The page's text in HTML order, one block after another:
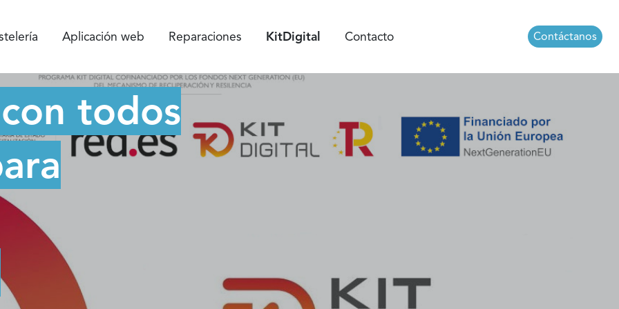
Aplicación web Reparaciones KitDigital Contacto Contáctanos
todos